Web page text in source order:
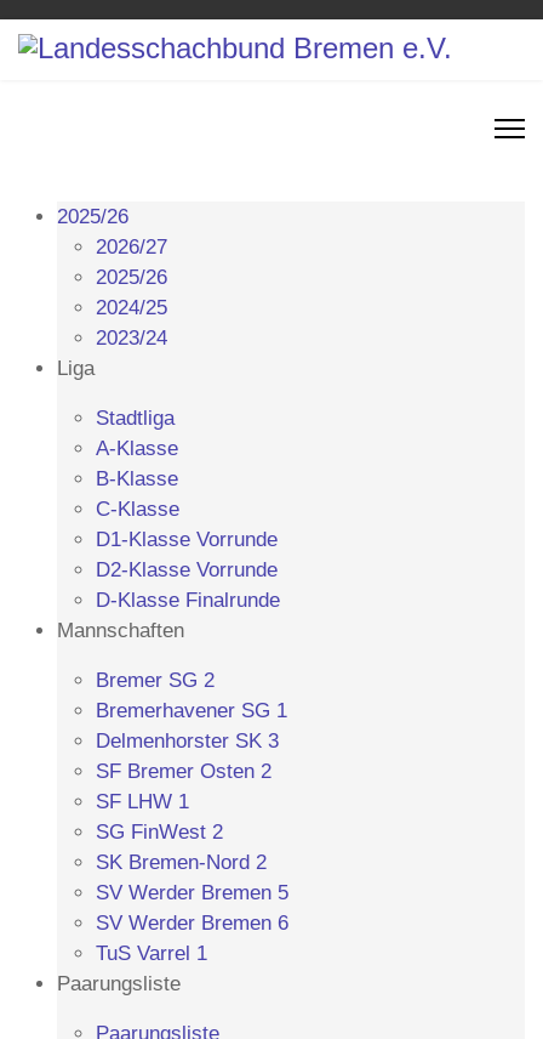
2025/26
2026/27
2025/26
2024/25
2023/24
Liga
Stadtliga
A-Klasse
B-Klasse
C-Klasse
D1-Klasse Vorrunde
D2-Klasse Vorrunde
D-Klasse Finalrunde
Mannschaften
Bremer SG 2
Bremerhavener SG 1
Delmenhorster SK 3
SF Bremer Osten 2
SF LHW 1
SG FinWest 2
SK Bremen-Nord 2
SV Werder Bremen 5
SV Werder Bremen 6
TuS Varrel 1
Paarungsliste
Paarungsliste